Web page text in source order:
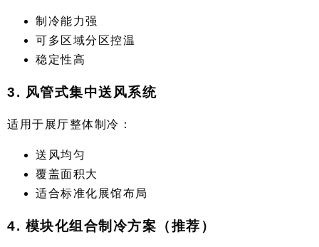
制冷能力强
可多区域分区控温
稳定性高
3. 风管式集中送风系统
适用于展厅整体制冷：
送风均匀
覆盖面积大
适合标准化展馆布局
4. 模块化组合制冷方案（推荐）